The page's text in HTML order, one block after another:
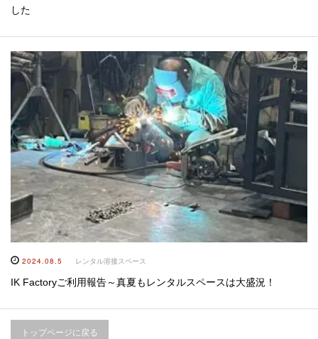
した
2024.08.5 レンタル溶接スペース
IK Factoryご利用報告～真夏もレンタルスペースは大盛況！
トップページに戻る